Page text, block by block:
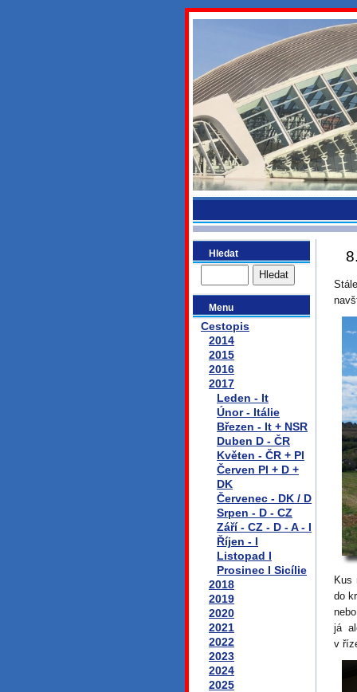
Hledat
Menu
Cestopis
2014
2015
2016
2017
Leden - It
Únor - Itálie
Březen - It + NSR
Duben D - ČR
Květen - ČR + Pl
Červen Pl + D +
DK
Červenec - DK / D
Srpen - D - CZ
Září - CZ - D - A - I
Říjen - I
Listopad I
Prosinec I Sicílie
2018
2019
2020
2021
2022
2023
2024
2025
Kus
do
já
v